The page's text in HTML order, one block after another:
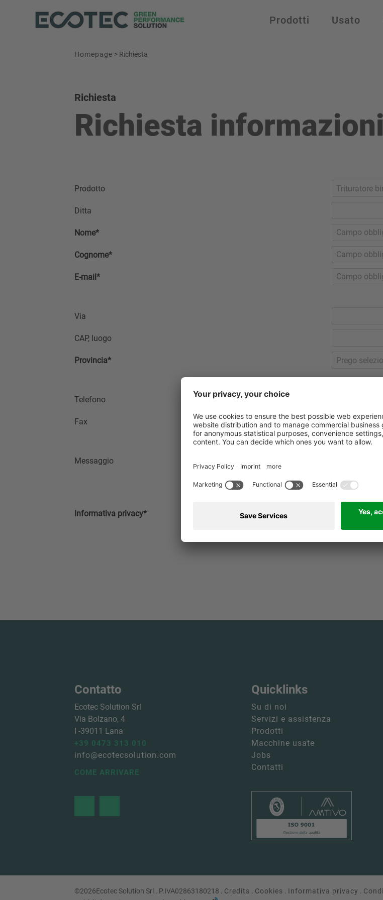
Prodotti Usato
Homepage > Richiesta
Richiesta
Richiesta informazioni
Prodotto
Trituratore
Ditta
Nome*
Cognome*
E-mail*
Via
CAP, luogo
Provincia* Prego
Telefono
Fax
Messaggio
Informativa privacy* Accetto
Contatto
Ecotec Solution Srl
Via Bolzano, 4
I -39011 Lana
+39 0473 313 010
info@ecotecsolution.com
COME ARRIVARE
Quicklinks
Contatti
Jobs
Macchine usate
Prodotti
Servizi e assistenza
Su di noi
©2026Ecotec Solution Srl . P.IVA02863180218 Credits Cookies Informativa privacy